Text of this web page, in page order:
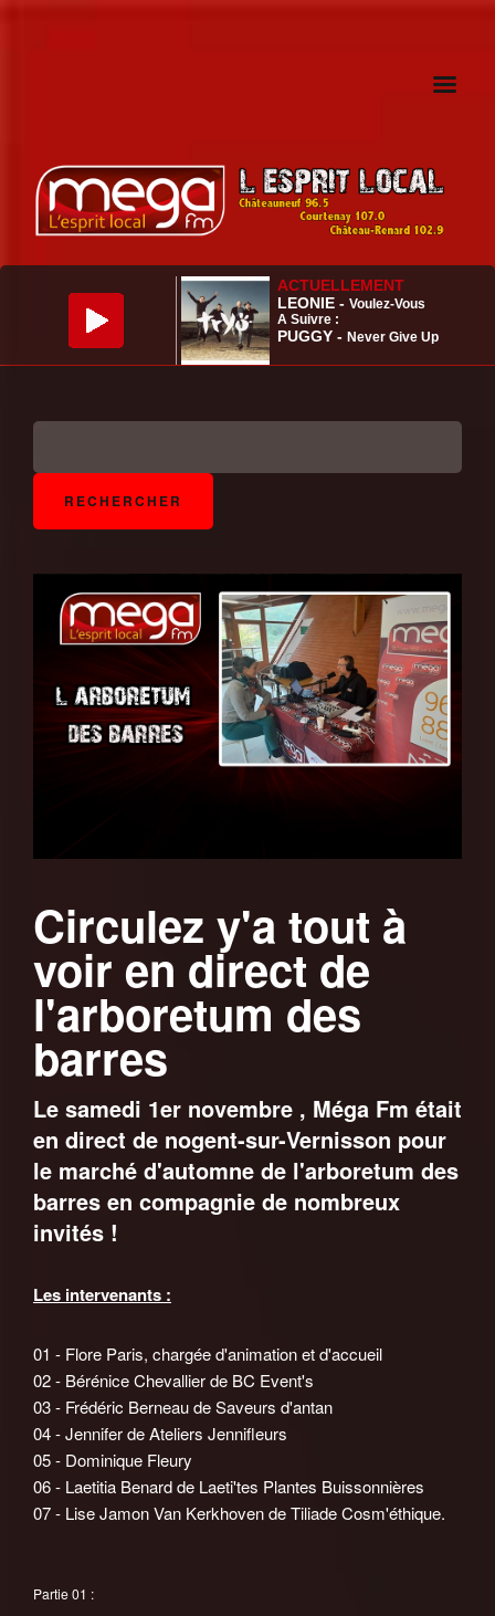
Circulez y'a tout à
voir en direct de
l'arboretum des
barres
Le samedi 1er novembre , Méga Fm était
en direct de nogent-sur-Vernisson pour
le marché d'automne de l'arboretum des
barres en compagnie de nombreux
invités !
Les intervenants :
01 - Flore Paris, chargée d'animation et d'accueil
02 - Bérénice Chevallier de BC Event's
03 - Frédéric Berneau de Saveurs d'antan
04 - Jennifer de Ateliers Jennifleurs
05 - Dominique Fleury
06 - Laetitia Benard de Laeti'tes Plantes Buissonnières
07 - Lise Jamon Van Kerkhoven de Tiliade Cosm'éthique.
Partie 01 :